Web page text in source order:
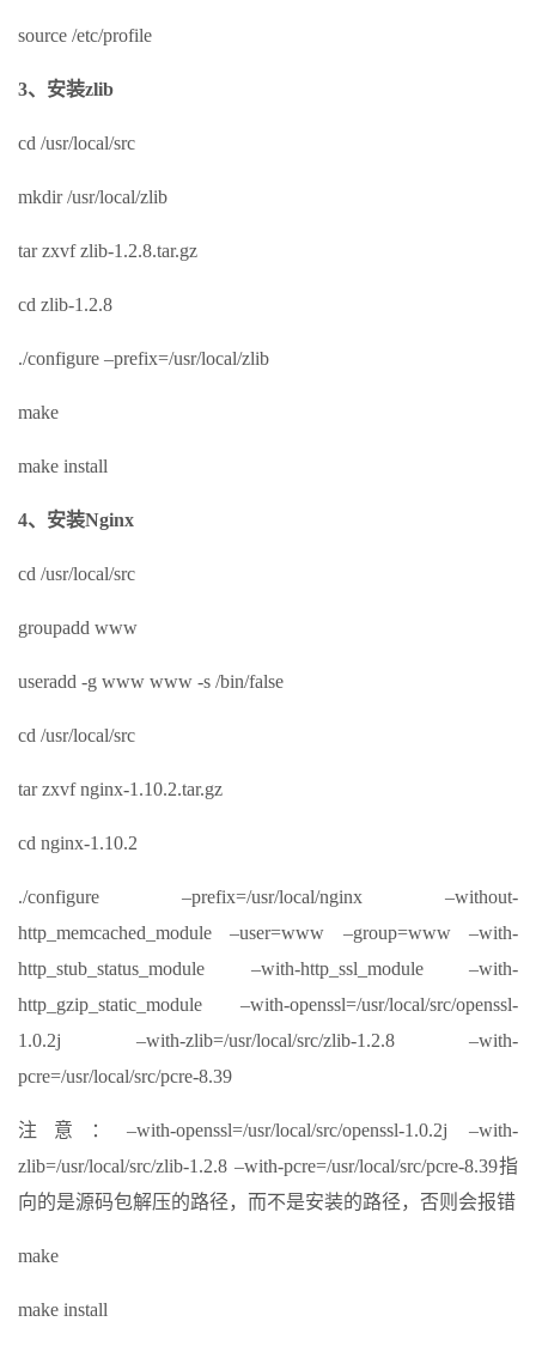
source /etc/profile
3、安装zlib
cd /usr/local/src
mkdir /usr/local/zlib
tar zxvf zlib-1.2.8.tar.gz
cd zlib-1.2.8
./configure –prefix=/usr/local/zlib
make
make install
4、安装Nginx
cd /usr/local/src
groupadd www
useradd -g www www -s /bin/false
cd /usr/local/src
tar zxvf nginx-1.10.2.tar.gz
cd nginx-1.10.2
./configure –prefix=/usr/local/nginx –without-
http_memcached_module –user=www –group=www –with-
http_stub_status_module –with-http_ssl_module –with-
http_gzip_static_module –with-openssl=/usr/local/src/openssl-
1.0.2j –with-zlib=/usr/local/src/zlib-1.2.8 –with-
pcre=/usr/local/src/pcre-8.39
注意：–with-openssl=/usr/local/src/openssl-1.0.2j –with-
zlib=/usr/local/src/zlib-1.2.8 –with-pcre=/usr/local/src/pcre-8.39指
向的是源码包解压的路径，而不是安装的路径，否则会报错
make
make install